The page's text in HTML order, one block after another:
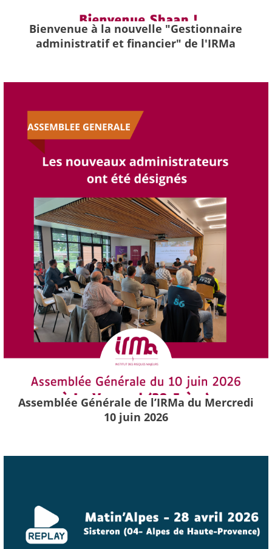
Bienvenue à la nouvelle "Gestionnaire
administratif et financier" de l'IRMa
Assemblée Générale de l’IRMa du Mercredi
10 juin 2026